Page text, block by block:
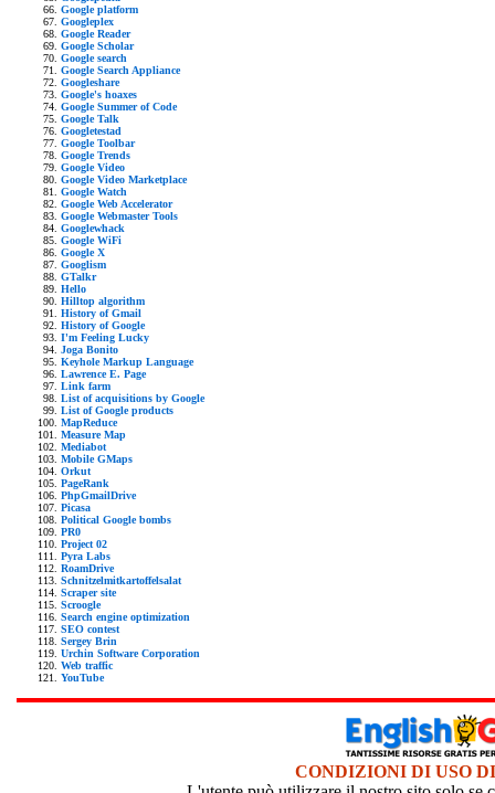
Google platform
Googleplex
Google Reader
Google Scholar
Google search
Google Search Appliance
Googleshare
Google's hoaxes
Google Summer of Code
Google Talk
Googletestad
Google Toolbar
Google Trends
Google Video
Google Video Marketplace
Google Watch
Google Web Accelerator
Google Webmaster Tools
Googlewhack
Google WiFi
Google X
Googlism
GTalkr
Hello
Hilltop algorithm
History of Gmail
History of Google
I'm Feeling Lucky
Joga Bonito
Keyhole Markup Language
Lawrence E. Page
Link farm
List of acquisitions by Google
List of Google products
MapReduce
Measure Map
Mediabot
Mobile GMaps
Orkut
PageRank
PhpGmailDrive
Picasa
Political Google bombs
PR0
Project 02
Pyra Labs
RoamDrive
Schnitzelmitkartoffelsalat
Scraper site
Scroogle
Search engine optimization
SEO contest
Sergey Brin
Urchin Software Corporation
Web traffic
YouTube
CONDIZIONI DI USO